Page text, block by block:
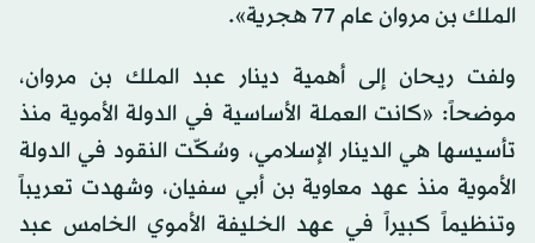
الملك بن مروان عام 77 هجرية».
ولفت ريحان إلى أهمية دينار عبد الملك بن مروان،
موضحاً: «كانت العملة الأساسية في الدولة الأموية منذ
تأسيسها هي الدينار الإسلامي، وسُكّت النقود في الدولة
الأموية منذ عهد معاوية بن أبي سفيان، وشهدت تعريباً
وتنظيماً كبيراً في عهد الخليفة الأموي الخامس عبد